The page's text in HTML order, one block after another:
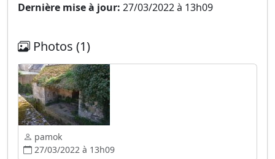
Dernière mise à jour: 27/03/2022 à 13h09
Photos (1)
pamok
27/03/2022 à 13h09